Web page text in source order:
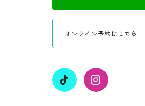
オンライン予約はこちら